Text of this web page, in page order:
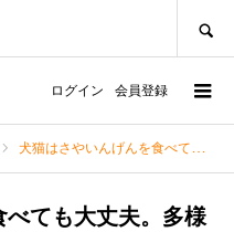
ログイン 会員登録
犬猫はさやいんげんを食べても大丈夫。多様なアミノ酸を含む野菜だが生食は危険？
ても大丈夫。多様